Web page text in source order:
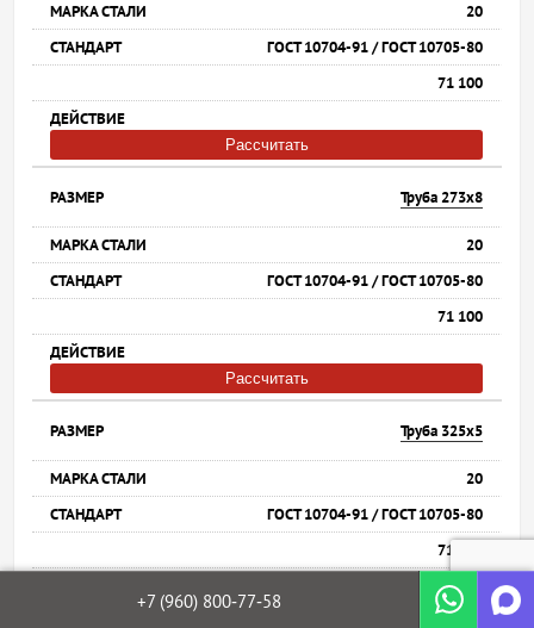
+7 (960) 800‐77‐58
20
ГОСТ 10704-91 / ГОСТ 10705-80
71 100
Рассчитать
Труба 273х8
20
ГОСТ 10704-91 / ГОСТ 10705-80
71 100
Рассчитать
Труба 325х5
20
ГОСТ 10704-91 / ГОСТ 10705-80
71 100
Рассчитать